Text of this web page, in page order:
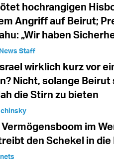
hochrangigen
Angriff auf Beirut;
„Wir haben
Staff
wirklich kurz vor
Nicht, solange
die Stirn zu bieten
im
den Schekel in die